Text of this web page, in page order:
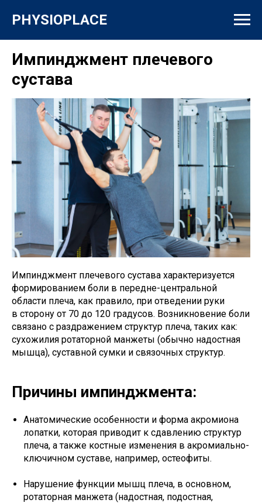
PHYSIOPLACE
Импинджмент плечевого
сустава
Импинджмент плечевого сустава характеризуется
формированием боли в передне-центральной
области плеча, как правило, при отведении руки
в сторону от 70 до 120 градусов. Возникновение боли
связано с раздражением структур плеча, таких как:
сухожилия ротаторной манжеты (обычно надостная
мышца), суставной сумки и связочных структур.
Причины импинджмента:
Анатомические особенности и форма акромиона
лопатки, которая приводит к сдавлению структур
плеча, а также костные изменения в акромиально-
ключичном суставе, например, остеофиты.
Нарушение функции мышц плеча, в основном,
ротаторная манжета (надостная, подостная,